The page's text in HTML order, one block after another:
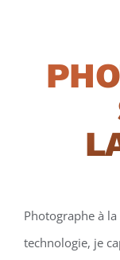
Photographe à
technologie, je